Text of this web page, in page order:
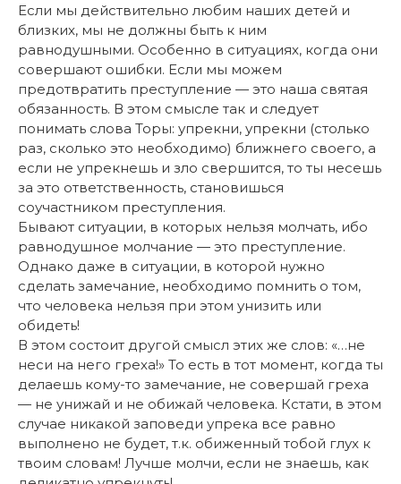
Если мы действительно любим наших детей и
близких, мы не должны быть к ним
равнодушными. Особенно в ситуациях, когда они
совершают ошибки. Если мы можем
предотвратить преступление — это наша святая
обязанность. В этом смысле так и следует
понимать слова Торы: упрекни, упрекни (столько
раз, сколько это необходимо) ближнего своего, а
если не упрекнешь и зло свершится, то ты несешь
за это ответственность, становишься
соучастником преступления.
Бывают ситуации, в которых нельзя молчать, ибо
равнодушное молчание — это преступление.
Однако даже в ситуации, в которой нужно
сделать замечание, необходимо помнить о том,
что человека нельзя при этом унизить или
обидеть!
В этом состоит другой смысл этих же слов: «…не
неси на него греха!» То есть в тот момент, когда ты
делаешь кому-то замечание, не совершай греха
— не унижай и не обижай человека. Кстати, в этом
случае никакой заповеди упрека все равно
выполнено не будет, т.к. обиженный тобой глух к
твоим словам! Лучше молчи, если не знаешь, как